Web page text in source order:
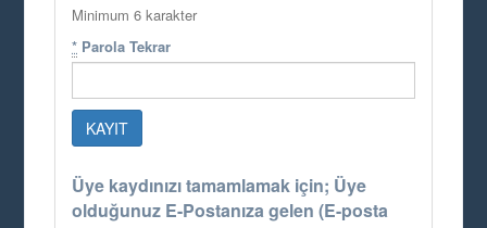
Minimum 6 karakter
* Parola Tekrar
Üye kaydınızı tamamlamak için; Üye
olduğunuz E-Postanıza gelen (E-posta